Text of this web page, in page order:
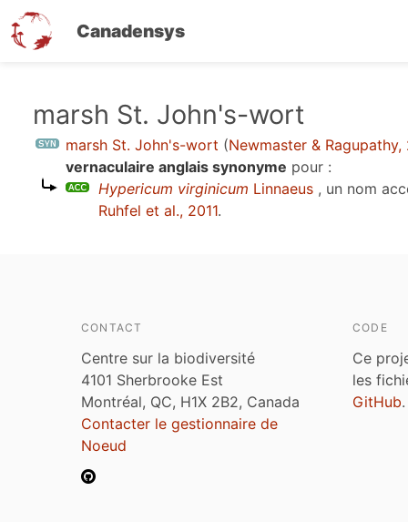
Canadensys
contenu
marsh St. John's-wort
marsh St. John's-wort (Newmaster & Ragupathy,
vernaculaire anglais synonyme pour :
Hypericum virginicum Linnaeus , un nom
Ruhfel et al., 2011.
CONTACT
Centre sur la biodiversité
4101 Sherbrooke Est
Montréal, QC, H1X 2B2, Canada
Contacter le gestionnaire de
Noeud
CODE
Ce
les
GitHub.